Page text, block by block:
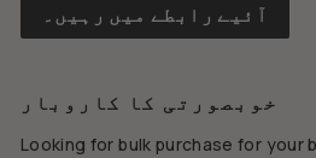
درج
آئیے رابطے میں رہیں۔
خوبصورتی کا کاروبار
Looking for bulk purchase for your